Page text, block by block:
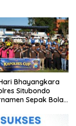
Bhayangkara
Situbondo
Sepak Bola